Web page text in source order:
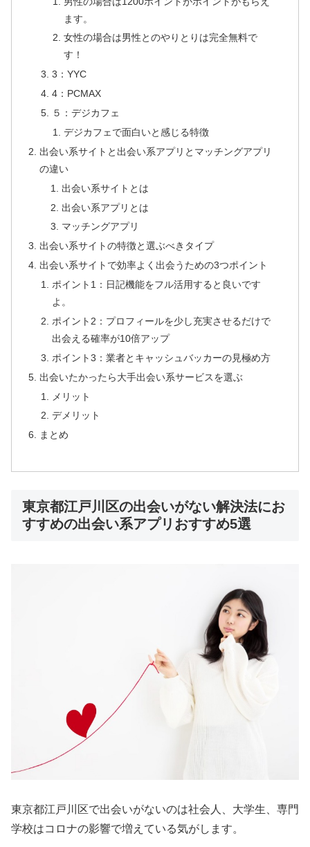
ます。
女性の場合は男性とのやりとりは完全無料で
す！
3：YYC
4：PCMAX
５：デジカフェ
デジカフェで面白いと感じる特徴
出会い系サイトと出会い系アプリとマッチングアプリ
の違い
出会い系サイトとは
出会い系アプリとは
マッチングアプリ
出会い系サイトの特徴と選ぶべきタイプ
出会い系サイトで効率よく出会うための3つポイント
ポイント1：日記機能をフル活用すると良いです
よ。
ポイント2：プロフィールを少し充実させるだけで
出会える確率が10倍アップ
ポイント3：業者とキャッシュバッカーの見極め方
出会いたかったら大手出会い系サービスを選ぶ
メリット
デメリット
まとめ
東京都江戸川区の出会いがない解決法にお
すすめの出会い系アプリおすすめ5選
東京都江戸川区で出会いがないのは社会人、大学生、専門
学校はコロナの影響で増えている気がします。